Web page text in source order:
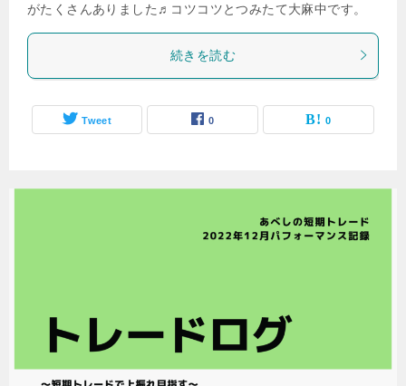
がたくさんありました♬コツコツとつみたて大麻中です。
続きを読む
Tweet 0 0